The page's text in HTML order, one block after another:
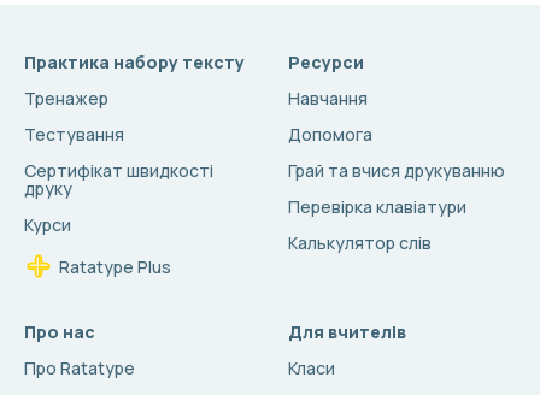
Практика набору тексту
Тренажер
Тестування
Сертифікат швидкості
друку
Курси
Ratatype Plus
Ресурси
Навчання
Допомога
Грай та вчися друкуванню
Перевірка клавіатури
Калькулятор слів
Про нас
Про Ratatype
Для вчителів
Класи